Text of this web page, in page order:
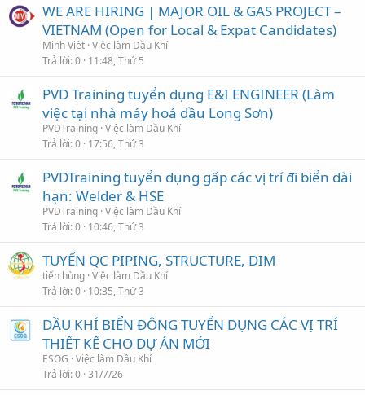
WE ARE HIRING | MAJOR OIL & GAS PROJECT –
VIETNAM (Open for Local & Expat Candidates)
Minh Việt Việc làm Dầu Khí
Trả lời 0 11:48, Thứ 5
PVD Training tuyển dụng E&I ENGINEER (Làm
việc tại nhà máy hoá dầu Long Sơn)
PVDTraining Việc làm Dầu Khí
Trả lời 0 17:56, Thứ 3
PVDTraining tuyển dụng gấp các vị trí đi biển dài
hạn: Welder & HSE
PVDTraining Việc làm Dầu Khí
Trả lời 0 10:46, Thứ 3
TUYỂN QC PIPING, STRUCTURE, DIM
tiến hùng Việc làm Dầu Khí
Trả lời 0 10:35, Thứ 3
DẦU KHÍ BIỂN ĐÔNG TUYỂN DỤNG CÁC VỊ TRÍ
THIẾT KẾ CHO DỰ ÁN MỚI
ESOG Việc làm Dầu Khí
Trả lời 0 31/7/26